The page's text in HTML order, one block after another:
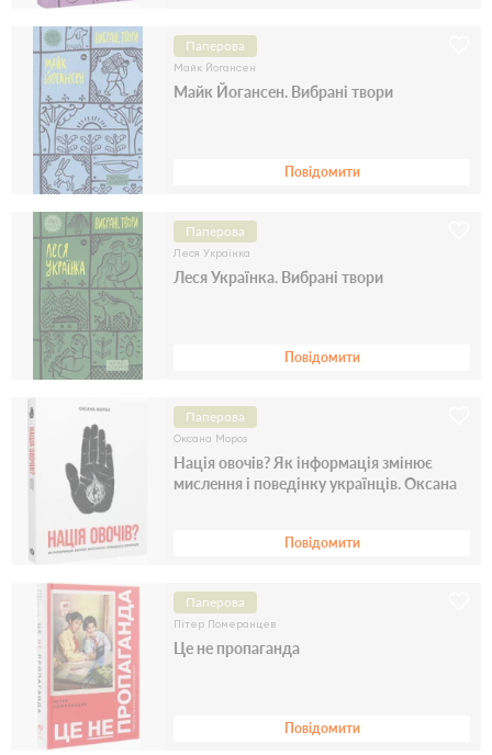
Паперова
Майк Йогансен
Майк Йогансен. Вибрані твори
Повідомити
Паперова
Леся Українка
Леся Українка. Вибрані твори
Повідомити
Паперова
Оксана Мороз
Нація овочів? Як інформація змінює
мислення і поведінку українців. Оксана
Повідомити
Паперова
Пітер Померанцев
Це не пропаганда
Повідомити